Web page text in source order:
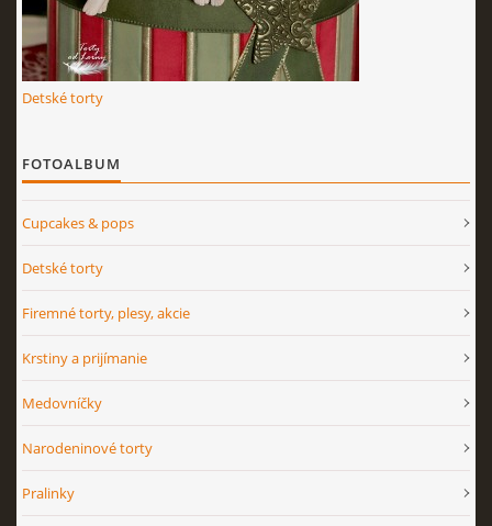
tortyodlorny@gmail.com
© 2026 eStránky.sk|RSS|Aktualizované 4. 11. 2025
Detské torty
FOTOALBUM
Cupcakes & pops
Detské torty
Firemné torty, plesy, akcie
Krstiny a prijímanie
Medovníčky
Narodeninové torty
Pralinky